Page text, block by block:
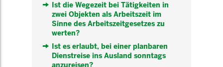
Ist die Wegezeit bei Tätigkeiten in
zwei Objekten als Arbeitszeit im
Sinne des Arbeitszeitgesetzes zu
werten?
Ist es erlaubt, bei einer planbaren
Dienstreise ins Ausland sonntags
anzureisen?